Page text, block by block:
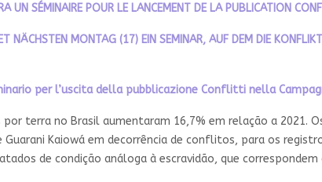
UN SÉMINAIRE POUR LE LANCEMENT DE LA PUBLICATION
NÄCHSTEN MONTAG (17) EIN SEMINAR, AUF DEM DIE
per l’uscita della pubblicazione Conflitti nella
terra no Brasil aumentaram 16,7% em relação a 2021.
Kaiowá em decorrência de conflitos, para os
de condição análoga à escravidão, que